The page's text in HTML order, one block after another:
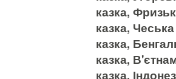
казка,
казка,
казка,
казка,
казка,